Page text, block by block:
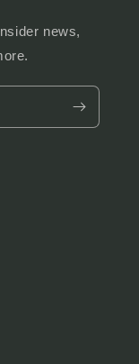
news,